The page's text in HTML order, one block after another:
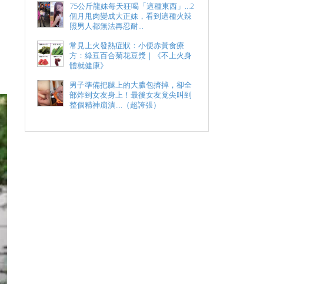
75公斤龍妹每天狂喝「這種東西」...2
個月甩肉變成大正妹，看到這種火辣
照男人都無法再忍耐...
常見上火發熱症狀：小便赤黃食療
方：綠豆百合菊花豆漿｜《不上火身
體就健康》
男子準備把腿上的大膿包擠掉，卻全
部炸到女友身上！最後女友竟尖叫到
整個精神崩潰....（超誇張）